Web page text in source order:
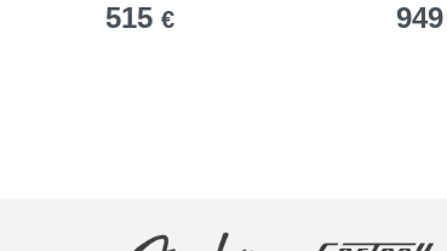
515 € 949